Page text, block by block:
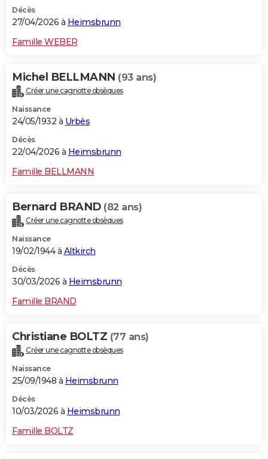
Décès
27/04/2026 à Heimsbrunn
Famille WEBER
Michel BELLMANN (93 ans)
Créer une cagnotte obsèques
Naissance
24/05/1932 à Urbès
Décès
22/04/2026 à Heimsbrunn
Famille BELLMANN
Bernard BRAND (82 ans)
Créer une cagnotte obsèques
Naissance
19/02/1944 à Altkirch
Décès
30/03/2026 à Heimsbrunn
Famille BRAND
Christiane BOLTZ (77 ans)
Créer une cagnotte obsèques
Naissance
25/09/1948 à Heimsbrunn
Décès
10/03/2026 à Heimsbrunn
Famille BOLTZ